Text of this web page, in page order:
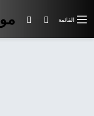
القائمة بحث عنالوضع